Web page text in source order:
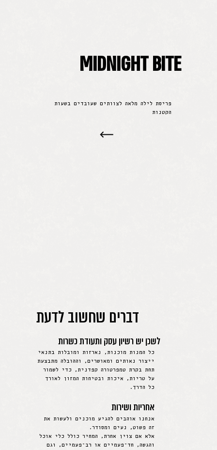
MIDNIGHT BITE
פריסת לילה מלאה לצוותים שעובדים בשעות
הקטנות
דברים שחשוב לדעת
לשכן יש רשיון עסק ותעודת כשרות
כל המנות מוכנות, נארזות ומובלות בתנאי
ייצור נאותים ומאושרים, וההובלה מתבצעת
תחת בקרת טמפרטורה קפדנית, כדי לשמור
על טריות, איכות ובטיחות המזון לאורך
כל הדרך.
אחריות ושירות
אנחנו אוהבים להגיע מוכנים ולעשות את
זה פשוט, נעים ומסודר.
אלא אם צוין אחרת, המחיר כולל כלי אוכל
והגשה, חד־פעמיים או רב־פעמיים, וגם